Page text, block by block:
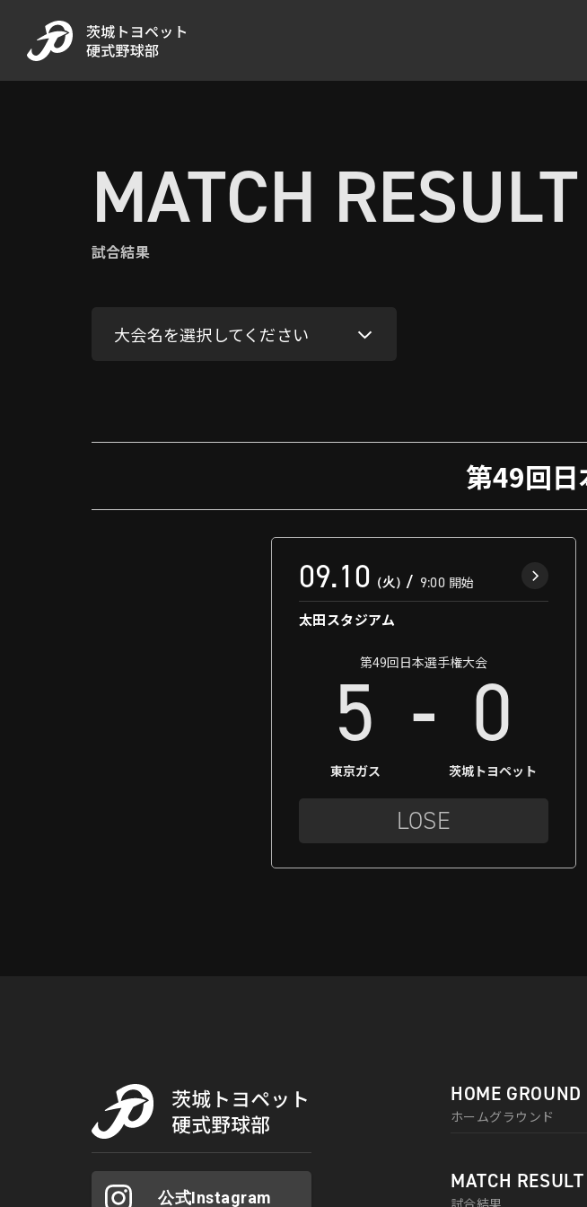
MATCH RESULT
試合結果
大会名を選択してください
第49回
09.10 （火） 9:00 開始
太田スタジアム
第49回日本選手権大会
5
東京ガス
- 0
茨城トヨペット
LOSE
公式Instagram
HOME GROUND
ホームグラウンド
MATCH RESULT
試合結果